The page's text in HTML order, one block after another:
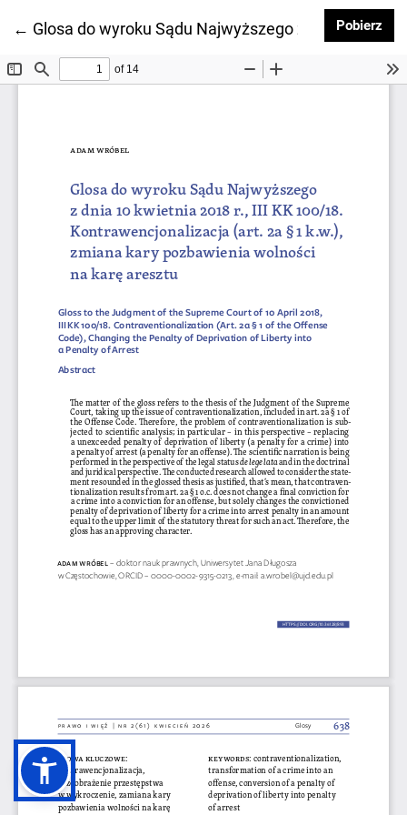
← Wróć do szczegółów artykułu
Glosa do wyroku Sądu Najwyższego z dnia 10
Pobierz